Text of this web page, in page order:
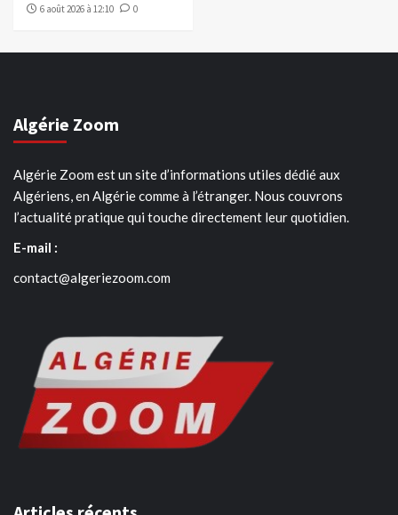
6 août 2026 à 12:10
0
Algérie Zoom
Algérie Zoom est un site d’informations utiles dédié aux
Algériens, en Algérie comme à l’étranger. Nous couvrons
l’actualité pratique qui touche directement leur quotidien.
E-mail :
contact@algeriezoom.com